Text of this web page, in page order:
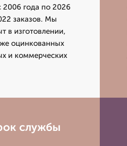
2006 года по 2026
заказов. Мы
в изготовлении,
оцинкованных
и коммерческих
службы